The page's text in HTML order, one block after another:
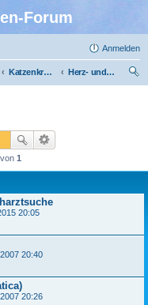
Forum
Anmelden
Katzenkrankheiten
Herz- und Atemwege
von 1
20:05
20:40
20:26